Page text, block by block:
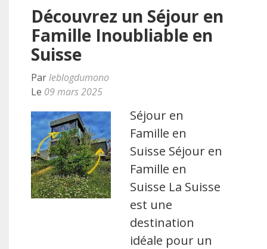
Découvrez un Séjour en
Famille Inoubliable en
Suisse
Parleblogdumono
Le 09 mars 2025
Séjour en
Famille en
Suisse Séjour en
Famille en
Suisse La Suisse
est une
destination
idéale pour un